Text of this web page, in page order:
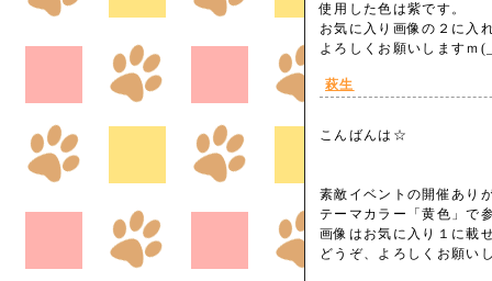
使用した色は紫です。
お気に入り画像の２に入
よろしくお願いします
萩生
こんばんは☆
素敵イベントの開催あり
テーマカラー「黄色」で
画像はお気に入り１に載
どうぞ、よろしくお願